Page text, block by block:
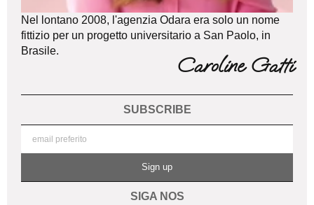
Nel lontano 2008, l'agenzia Odara era solo un nome
fittizio per un progetto universitario a San Paolo, in
Brasile.
Caroline Gatti
SUBSCRIBE
Sign up
SIGA NOS